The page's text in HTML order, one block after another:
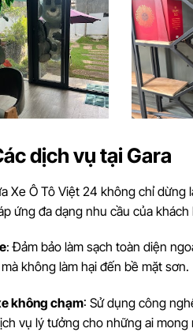
dịch vụ tại Gara
Xe Ô Tô Việt 24 không chỉ
ứng đa dạng nhu cầu của
: Đảm bảo làm sạch toàn diện
không làm hại đến bề mặt sơn.
không chạm: Sử dụng công
vụ lý tưởng cho những ai